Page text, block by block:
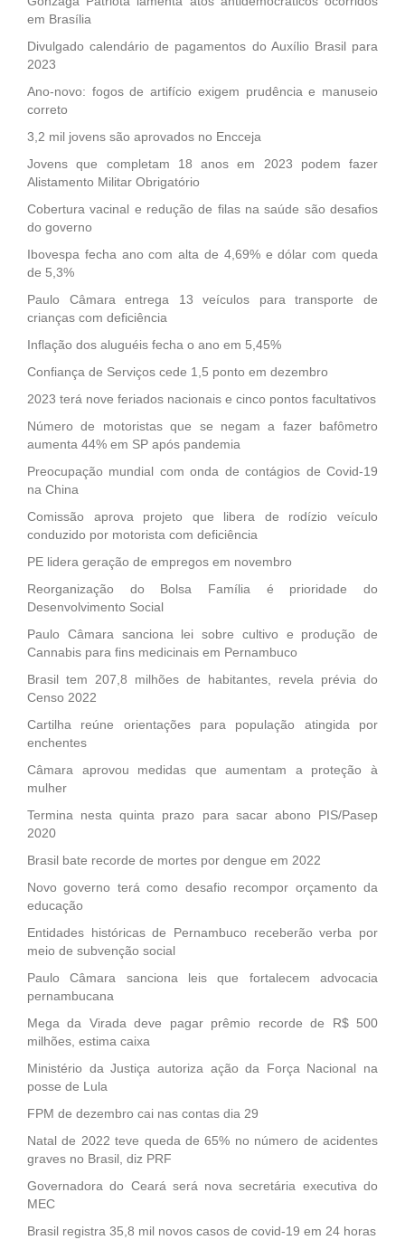
em Brasília
Divulgado calendário de pagamentos do Auxílio Brasil para
2023
Ano-novo: fogos de artifício exigem prudência e manuseio
correto
3,2 mil jovens são aprovados no Encceja
Jovens que completam 18 anos em 2023 podem fazer
Alistamento Militar Obrigatório
Cobertura vacinal e redução de filas na saúde são desafios
do governo
Ibovespa fecha ano com alta de 4,69% e dólar com queda
de 5,3%
Paulo Câmara entrega 13 veículos para transporte de
crianças com deficiência
Inflação dos aluguéis fecha o ano em 5,45%
Confiança de Serviços cede 1,5 ponto em dezembro
2023 terá nove feriados nacionais e cinco pontos facultativos
Número de motoristas que se negam a fazer bafômetro
aumenta 44% em SP após pandemia
Preocupação mundial com onda de contágios de Covid-19
na China
Comissão aprova projeto que libera de rodízio veículo
conduzido por motorista com deficiência
PE lidera geração de empregos em novembro
Reorganização do Bolsa Família é prioridade do
Desenvolvimento Social
Paulo Câmara sanciona lei sobre cultivo e produção de
Cannabis para fins medicinais em Pernambuco
Brasil tem 207,8 milhões de habitantes, revela prévia do
Censo 2022
Cartilha reúne orientações para população atingida por
enchentes
Câmara aprovou medidas que aumentam a proteção à
mulher
Termina nesta quinta prazo para sacar abono PIS/Pasep
2020
Brasil bate recorde de mortes por dengue em 2022
Novo governo terá como desafio recompor orçamento da
educação
Entidades históricas de Pernambuco receberão verba por
meio de subvenção social
Paulo Câmara sanciona leis que fortalecem advocacia
pernambucana
Mega da Virada deve pagar prêmio recorde de R$ 500
milhões, estima caixa
Ministério da Justiça autoriza ação da Força Nacional na
posse de Lula
FPM de dezembro cai nas contas dia 29
Natal de 2022 teve queda de 65% no número de acidentes
graves no Brasil, diz PRF
Governadora do Ceará será nova secretária executiva do
MEC
Brasil registra 35,8 mil novos casos de covid-19 em 24 horas